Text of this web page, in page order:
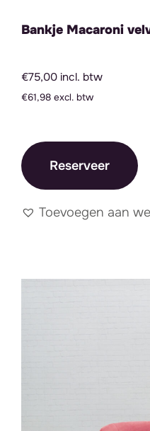
Bankje Macaroni
€75,00 incl. btw
€61,98 excl. btw
Reserveer
Toevoegen aan